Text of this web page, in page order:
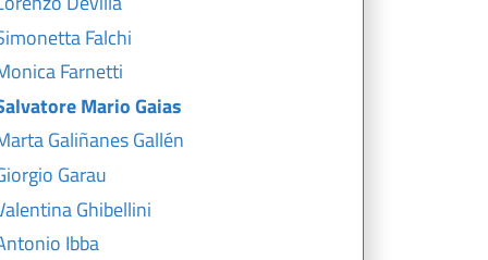
Falchi
Farnetti
Mario Gaias
Galiñanes Gallén
Garau
Ghibellini
Ibba